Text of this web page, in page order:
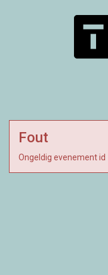
Fout
Ongeldig evenement id